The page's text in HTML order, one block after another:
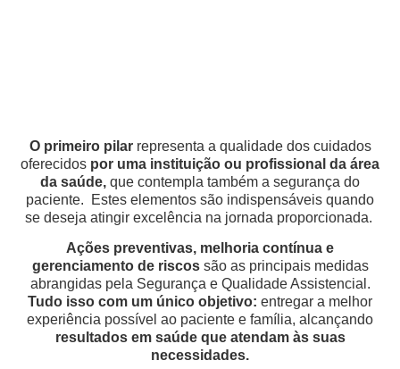
O primeiro pilar representa a qualidade dos cuidados
oferecidos por uma instituição ou profissional da área
da saúde, que contempla também a segurança do
paciente. Estes elementos são indispensáveis quando
se deseja atingir excelência na jornada proporcionada.
Ações preventivas, melhoria contínua e
gerenciamento de riscossão as principais medidas
abrangidas pela Segurança e Qualidade Assistencial.
Tudo isso com um único objetivo: entregar a melhor
experiência possível ao paciente e família, alcançando
resultados em saúde que atendam às suas
necessidades.